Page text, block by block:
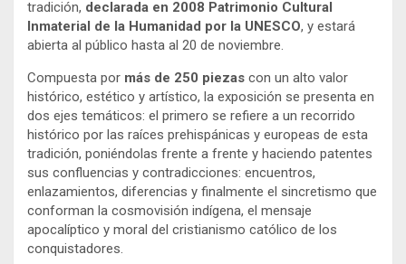
tradición, declarada en 2008 Patrimonio Cultural
Inmaterial de la Humanidad por la UNESCO, y estará
abierta al público hasta al 20 de noviembre.
Compuesta por más de 250 piezas con un alto valor
histórico, estético y artístico, la exposición se presenta en
dos ejes temáticos: el primero se refiere a un recorrido
histórico por las raíces prehispánicas y europeas de esta
tradición, poniéndolas frente a frente y haciendo patentes
sus confluencias y contradicciones: encuentros,
enlazamientos, diferencias y finalmente el sincretismo que
conforman la cosmovisión indígena, el mensaje
apocalíptico y moral del cristianismo católico de los
conquistadores.